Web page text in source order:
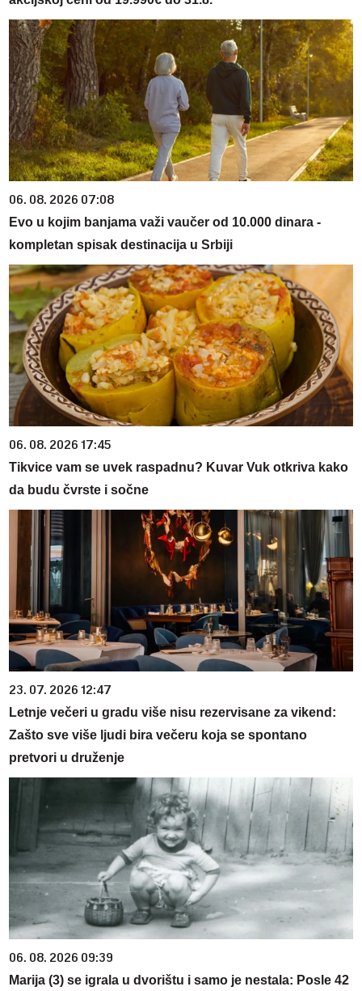
06. 08. 2026 07:08
Evo u kojim banjama važi vaučer od 10.000 dinara -
kompletan spisak destinacija u Srbiji
06. 08. 2026 17:45
Tikvice vam se uvek raspadnu? Kuvar Vuk otkriva kako
da budu čvrste i sočne
23. 07. 2026 12:47
Letnje večeri u gradu više nisu rezervisane za vikend:
Zašto sve više ljudi bira večeru koja se spontano
pretvori u druženje
06. 08. 2026 09:39
Marija (3) se igrala u dvorištu i samo je nestala: Posle 42